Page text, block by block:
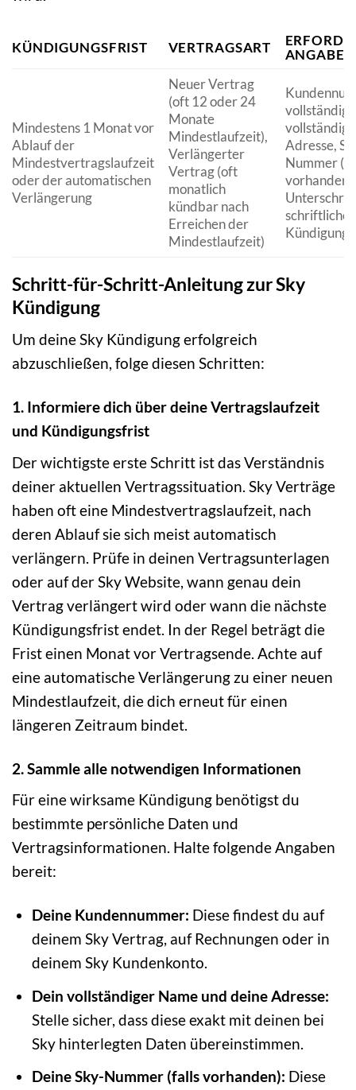
KÜNDIGUNGSFRIST VERTRAGSART
ANGABEN
Mindestens 1 Monat vor
Ablauf der
Mindestvertragslaufzeit
oder der automatischen
Verlängerung
Neuer Vertrag
(oft 12 oder 24
Monate
Mindestlaufzeit),
Verlängerter
Vertrag (oft
monatlich
kündbar nach
Erreichen der
Mindestlaufzeit)
vollständige
Adresse,
Nummer
vorhanden),
schriftlicher
Kündigung)
Schritt-für-Schritt-Anleitung zur Sky
Kündigung
Um deine Sky Kündigung erfolgreich
abzuschließen, folge diesen Schritten:
1. Informiere dich über deine Vertragslaufzeit
und Kündigungsfrist
Der wichtigste erste Schritt ist das Verständnis
deiner aktuellen Vertragssituation. Sky Verträge
haben oft eine Mindestvertragslaufzeit, nach
deren Ablauf sie sich meist automatisch
verlängern. Prüfe in deinen Vertragsunterlagen
oder auf der Sky Website, wann genau dein
Vertrag verlängert wird oder wann die nächste
Kündigungsfrist endet. In der Regel beträgt die
Frist einen Monat vor Vertragsende. Achte auf
eine automatische Verlängerung zu einer neuen
Mindestlaufzeit, die dich erneut für einen
längeren Zeitraum bindet.
2. Sammle alle notwendigen Informationen
Für eine wirksame Kündigung benötigst du
bestimmte persönliche Daten und
Vertragsinformationen. Halte folgende Angaben
bereit:
Deine Kundennummer: Diese findest du auf
deinem Sky Vertrag, auf Rechnungen oder in
deinem Sky Kundenkonto.
Dein vollständiger Name und deine Adresse:
Stelle sicher, dass diese exakt mit deinen bei
Sky hinterlegten Daten übereinstimmen.
Deine Sky-Nummer (falls vorhanden): Diese